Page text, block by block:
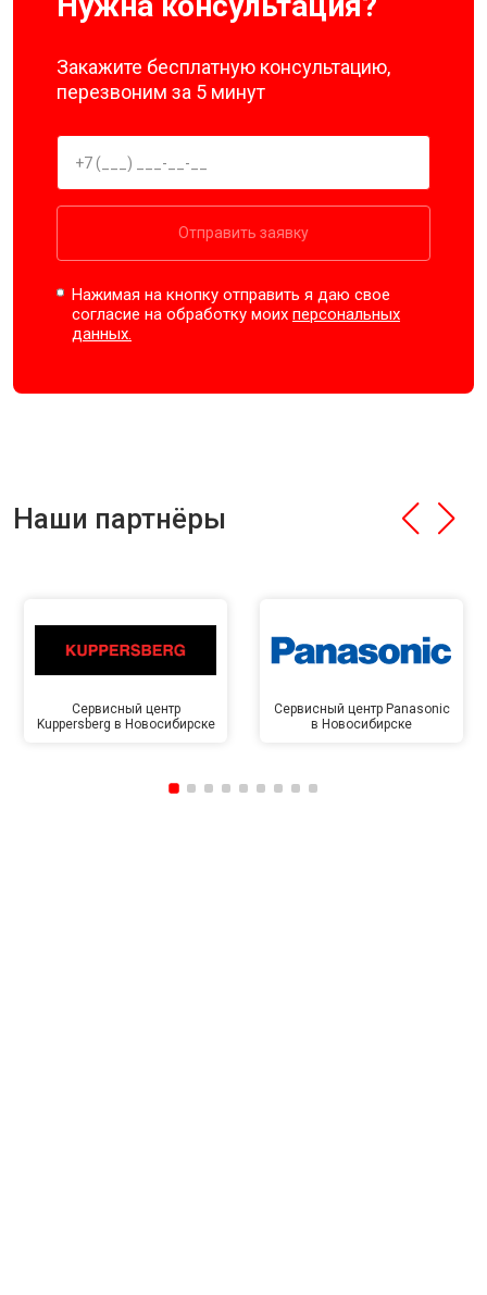
Закажите бесплатную консультацию,
перезвоним за 5 минут
Отправить заявку
Нажимая на кнопку отправить я даю свое
согласие на обработку моихперсональных
данных.
Наши партнёры
Сервисный центр
Kuppersberg в Новосибирске
Сервисный центр Panasonic
в Новосибирске